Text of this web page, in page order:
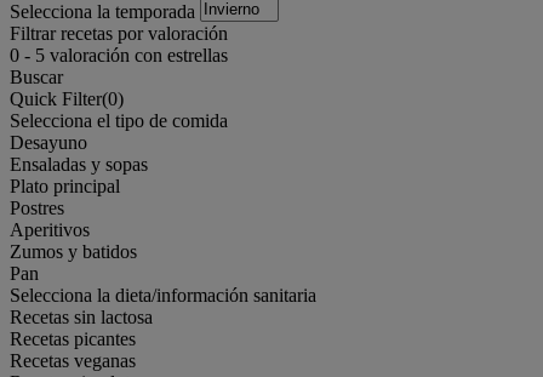
Selecciona la temporada
Filtrar recetas por valoración
0 - 5 valoración con estrellas
Buscar
Quick Filter(0)
Selecciona el tipo de comida
Desayuno
Ensaladas y sopas
Plato principal
Postres
Aperitivos
Zumos y batidos
Pan
Selecciona la dieta/información sanitaria
Recetas sin lactosa
Recetas picantes
Recetas veganas